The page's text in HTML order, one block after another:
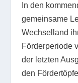
In den
gemeinsame
Wechselland
Förderperiode
der letzten
den